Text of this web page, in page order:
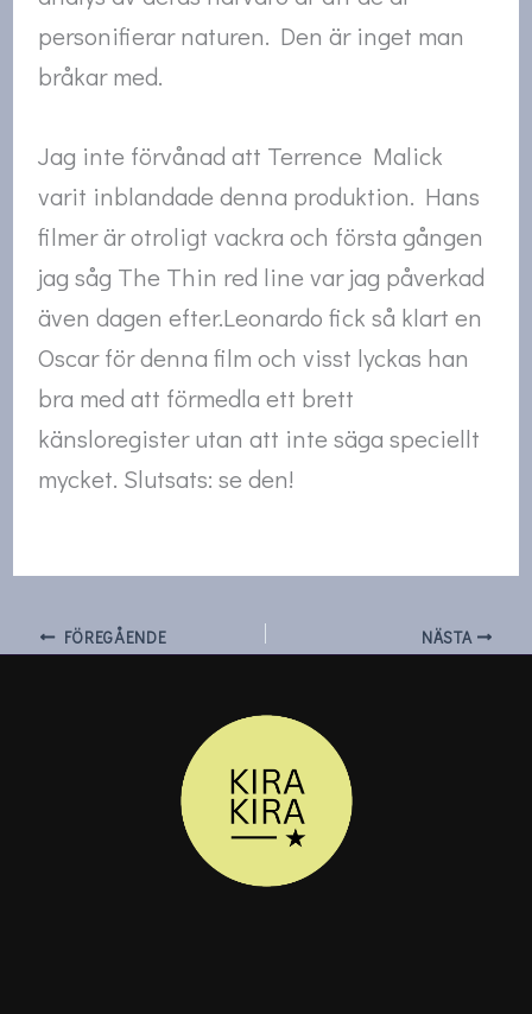
personifierar naturen. Den är inget man
bråkar med.
Jag inte förvånad att Terrence Malick
varit inblandade denna produktion. Hans
filmer är otroligt vackra och första gången
jag såg The Thin red line var jag påverkad
även dagen efter.Leonardo fick så klart en
Oscar för denna film och visst lyckas han
bra med att förmedla ett brett
känsloregister utan att inte säga speciellt
mycket. Slutsats: se den!
FÖREGÅENDE NÄSTA